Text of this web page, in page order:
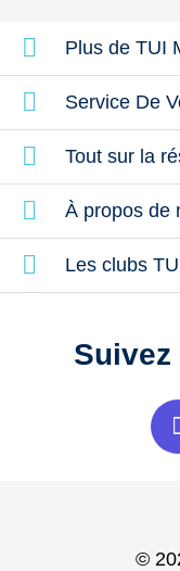
Plus de TUI
Service De
Tout sur la
À propos de
Les clubs
Suivez
©